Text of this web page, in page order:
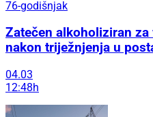
76-godišnjak
Zatečen alkoholiziran
nakon triježnjenja u
04.03
12:48h